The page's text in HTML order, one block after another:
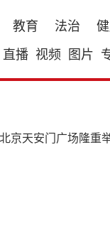
教育 法治
直播 视频 图片
京天安门广场隆重举